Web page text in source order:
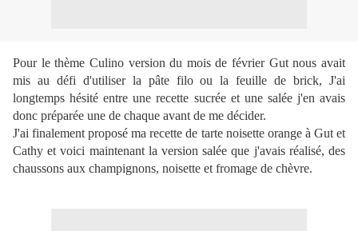
Pour le thème Culino version du mois de février Gut nous avait
mis au défi d'utiliser la pâte filo ou la feuille de brick, J'ai
longtemps hésité entre une recette sucrée et une salée j'en avais
donc préparée une de chaque avant de me décider.
J'ai finalement proposé ma recette de tarte noisette orange à Gut et
Cathy et voici maintenant la version salée que j'avais réalisé, des
chaussons aux champignons, noisette et fromage de chèvre.